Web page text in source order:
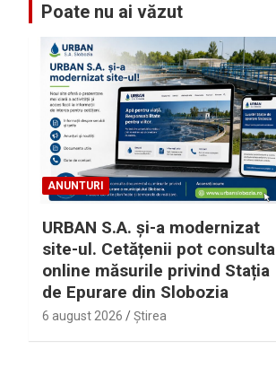
Poate nu ai văzut
ANUNTURI
URBAN S.A. și-a modernizat
site-ul. Cetățenii pot consulta
online măsurile privind Stația
de Epurare din Slobozia
6 august 2026 Ştirea